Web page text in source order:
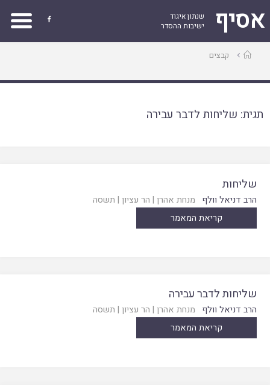
אסיף
שנתון איגוד
ישיבות ההסדר

עמודקבצים
תגית: שליחות לדבר עבירה
שליחות
הרב דניאל וולף מנחת אהרן | הר עציון | תשסה
קריאת המאמר
שליחות לדבר עבירה
הרב דניאל וולף מנחת אהרן | הר עציון | תשסה
קריאת המאמר